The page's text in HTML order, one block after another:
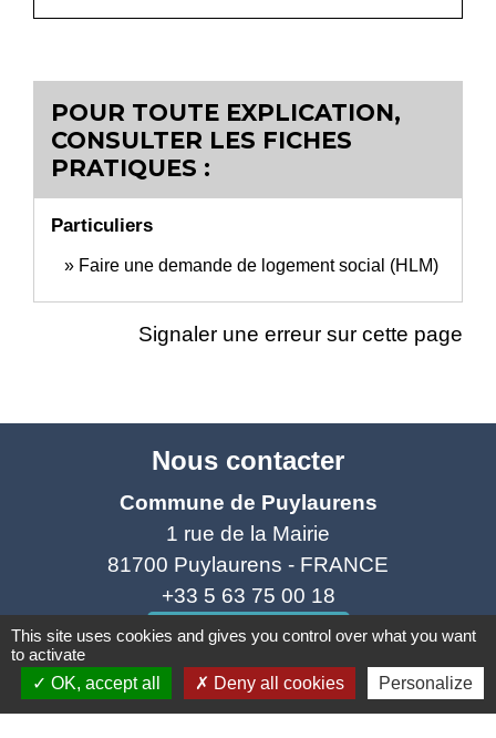
POUR TOUTE EXPLICATION,
CONSULTER LES FICHES
PRATIQUES :
Particuliers
Faire une demande de logement social (HLM)
Signaler une erreur sur cette page
Nous contacter
Commune de Puylaurens
1 rue de la Mairie
81700 Puylaurens - FRANCE
+33 5 63 75 00 18
Contact par formulaire
This site uses cookies and gives you control over what you want
to activate
OK, accept all
Deny all cookies Personalize